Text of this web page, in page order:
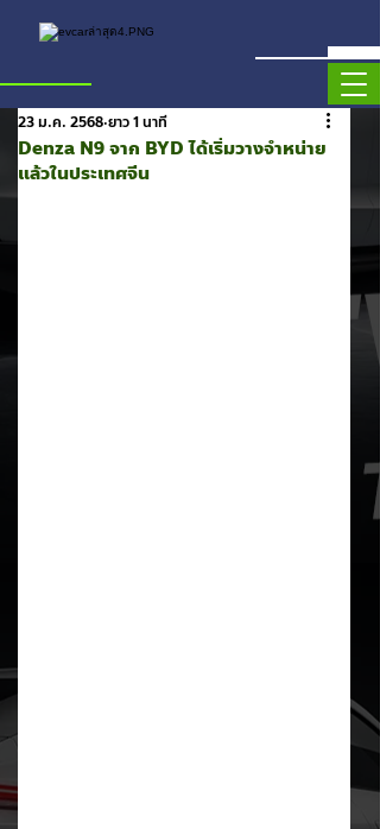
Denza N9 จาก BYD ได้เริ่มวางจำหน่าย
แล้วในประเทศจีน
23 ม.ค. 2568 ยาว 1 นาที